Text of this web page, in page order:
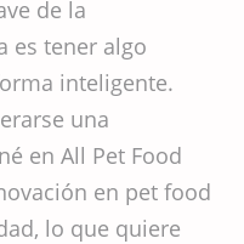
de la
es tener algo
inteligente.
una
en All Pet Food
en pet food
lo que quiere